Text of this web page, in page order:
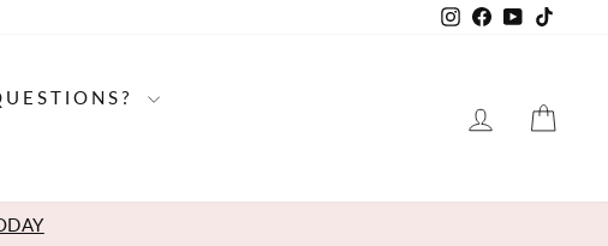
Instagram
Facebook
YouTube
LOG IN